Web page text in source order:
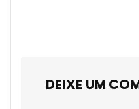
DEIXE UM